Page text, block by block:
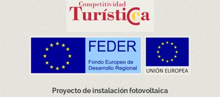
Proyecto de instalación fotovoltaica